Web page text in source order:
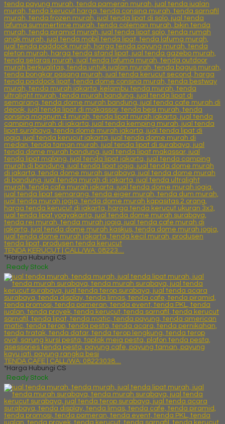
TENDA KERUCUT | CALL/WA: 08223....
*Harga Hubungi CS
Ready Stock
TENDA CAFE | CALL/WA: 08223038....
*Harga Hubungi CS
Ready Stock